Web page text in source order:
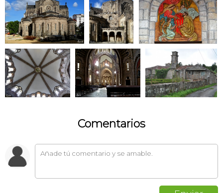
Comentarios